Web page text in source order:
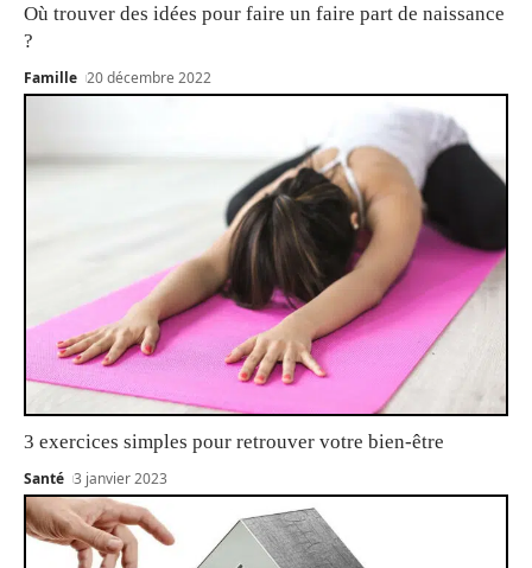
Où trouver des idées pour faire un faire part de naissance
?
Famille 20 décembre 2022
3 exercices simples pour retrouver votre bien-être
Santé 3 janvier 2023